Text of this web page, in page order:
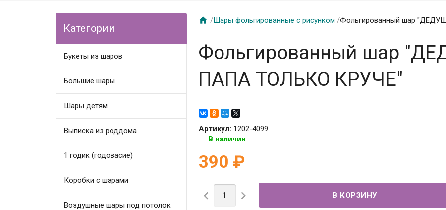
Категории
Букеты из шаров
Большие шары
Шары детям
Выписка из роддома
1 годик (годовасие)
Коробки с шарами
Воздушные шары под потолок
 /Шары фольгированные с рисунком /Фольгированный шар
Фольгированный шар
ПАПА ТОЛЬКО КРУЧЕ"
Артикул: 1202-4099
В наличии
390 ₽
 